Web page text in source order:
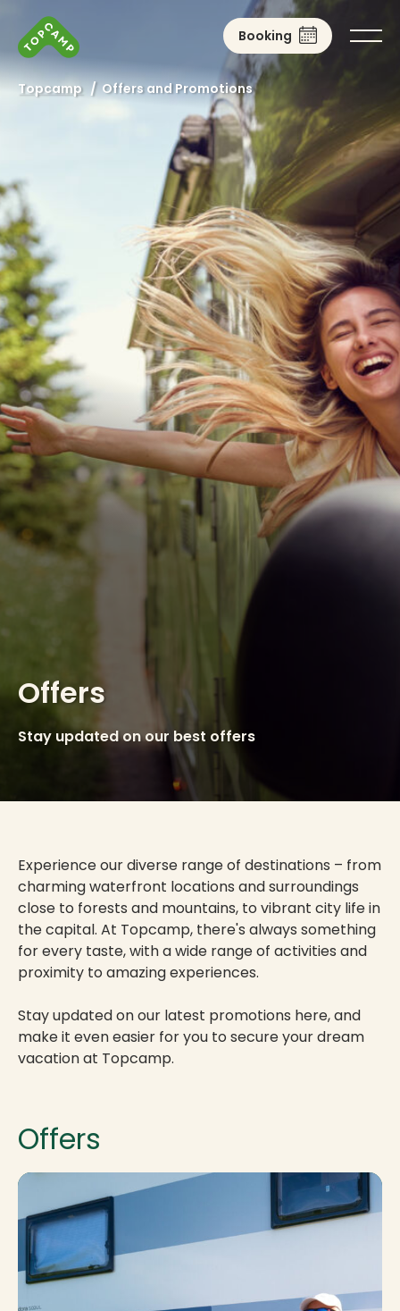
Booking
Topcamp/Offers and Promotions
Offers
Stay updated on our best offers
Experience our diverse range of destinations – from
charming waterfront locations and surroundings
close to forests and mountains, to vibrant city life in
the capital. At Topcamp, there's always something
for every taste, with a wide range of activities and
proximity to amazing experiences.
Stay updated on our latest promotions here, and
make it even easier for you to secure your dream
vacation at Topcamp.
Offers